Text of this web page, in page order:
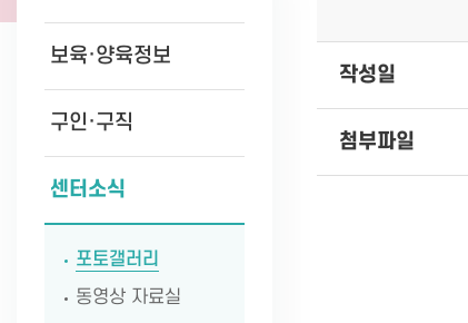
보육·양육정보
구인·구직
센터소식
포토갤러리
동영상 자료실
작성일
첨부파일